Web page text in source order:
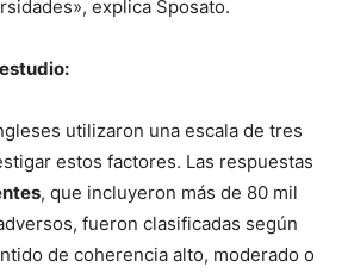
explica Sposato.
utilizaron una escala de tres
estos factores. Las respuestas
, que incluyeron más de 80 mil
fueron clasificadas según
de coherencia alto, moderado o